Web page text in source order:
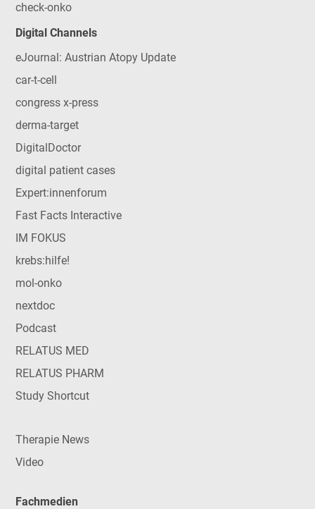
check-onko
Digital Channels
eJournal: Austrian Atopy Update
car-t-cell
congress x-press
derma-target
DigitalDoctor
digital patient cases
Expert:innenforum
Fast Facts Interactive
IM FOKUS
krebs:hilfe!
mol-onko
nextdoc
Podcast
RELATUS MED
RELATUS PHARM
Study Shortcut
Therapie News
Video
Fachmedien